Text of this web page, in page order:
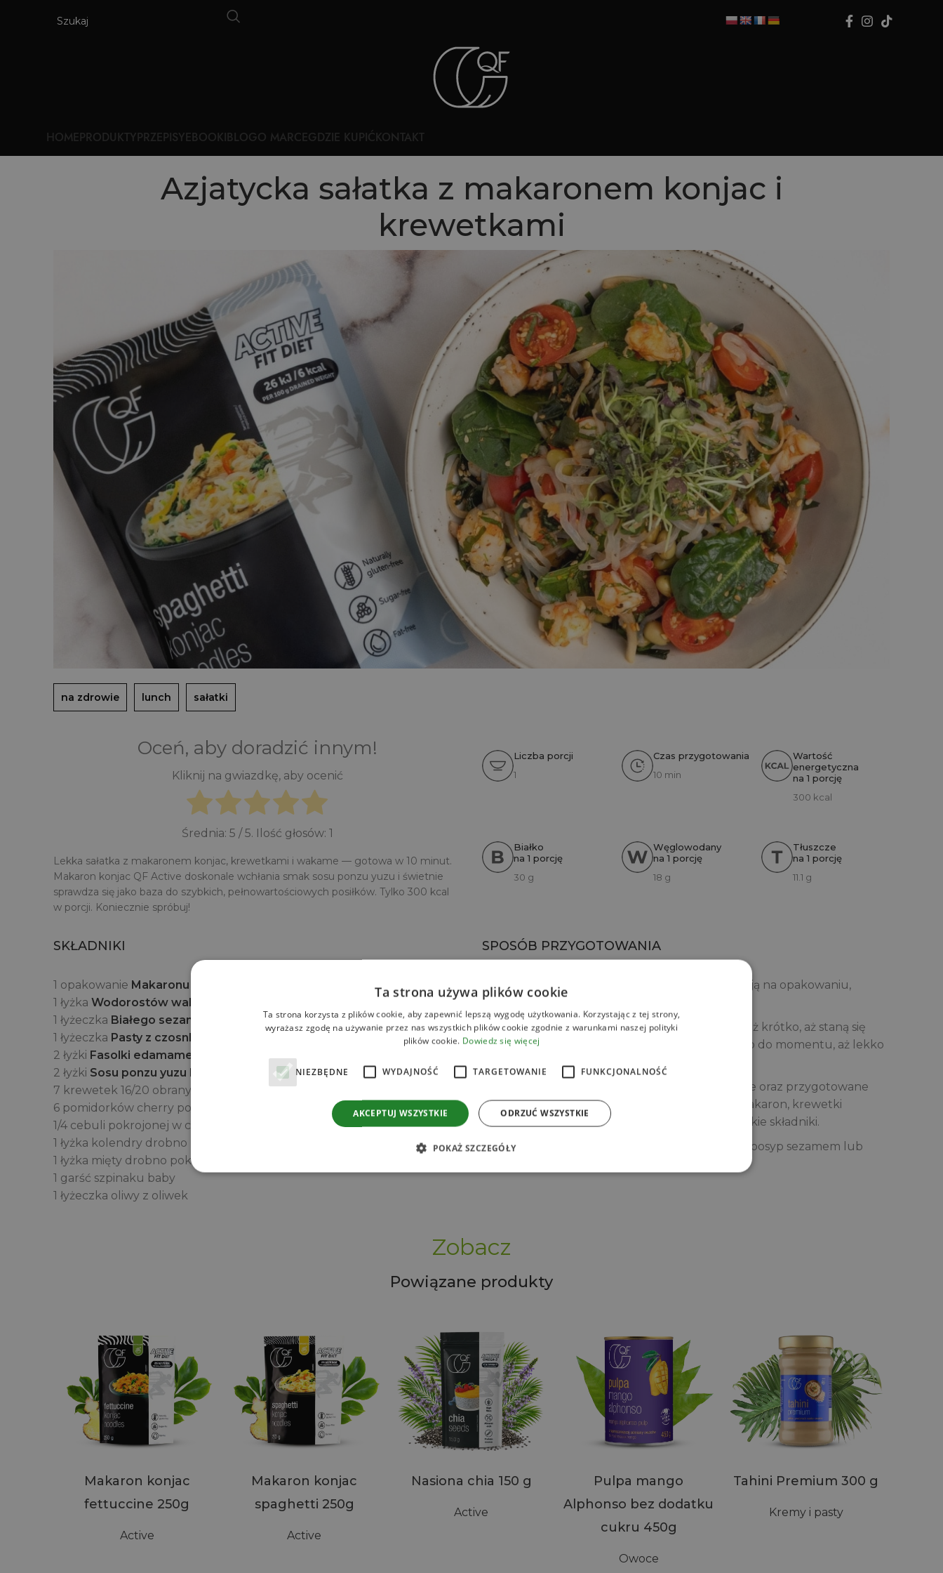
HOMEPRODUKTYPRZEPISYEBOOKIBLOGO MARCEGDZIE KUPIĆKONTAKT
Azjatycka sałatka z makaronem konjac i
krewetkami
na zdrowie lunch sałatki
Oceń, aby doradzić innym!
Kliknij na gwiazdkę, aby ocenić
Średnia: 5 / 5. Ilość głosów: 1
Lekka sałatka z makaronem konjac, krewetkami i wakame — gotowa w 10 minut.
Makaron konjac QF Active doskonale wchłania smak sosu ponzu yuzu i świetnie
sprawdza się jako baza do szybkich, pełnowartościowych posiłków. Tylko 300 kcal
w porcji. Koniecznie spróbuj!
Liczba porcji
1
Czas przygotowania
10 min
Wartość
energetyczna
na 1 porcję
300 kcal
Białko
na 1 porcję
30 g
Węglowodany
na 1 porcję
18 g
Tłuszcze
na 1 porcję
11.1 g
SKŁADNIKI
1 opakowanie Makaronu konjac spaghetti QF Quality Food
1 łyżka Wodorostów wakame House of Asia
1 łyżeczka Białego sezamu House of Asialub furikake
1 łyżeczka Pasty z czosnku, imbiru i chili House of Asia
2 łyżki Fasolki edamame House of Asia
2 łyżki Sosu ponzu yuzu House of Asia
7 krewetek 16/20 obranych i pokrojonych
6 pomidorków cherry pokrojonych w plasterki
1/4 cebuli pokrojonej w cienkie półplastry
1 łyżka kolendry drobno pokrojonej
1 łyżka mięty drobno pokrojonej
1 garść szpinaku baby
1 łyżeczka oliwy z oliwek
SPOSÓB PRZYGOTOWANIA
Przygotuj makaron konjac zgodnie z instrukcją na opakowaniu,
Na patelni rozgrzej oliwę, dodaj krewetki i smaż krótko, aż staną się
różowe i sprężyste. Dorzuć szpinak i smaż tylko do momentu, aż lekko
zwiędnie, następnie zdejmij patelnię z ognia.
Do miski dodaj namoczone wakame, edamame oraz przygotowane
warzywa i zioła, Delikatnie wymieszaj. Dołóż makaron, krewetki
ze szpinakiem, pastę i dokładnie połącz wszystkie składniki.
Na koniec dopraw całość sosem ponzu yuzu i posyp sezamem lub
Zobacz
Powiązane produkty
Makaron konjac
fettuccine 250g
Active
Makaron konjac
spaghetti 250g
Active
Nasiona chia 150 g
Active
Pulpa mango
Alphonso bez dodatku
cukru 450g
Owoce
Tahini Premium 300 g
Kremy i pasty
Ta strona używa plików cookie
Ta strona korzysta z plików cookie, aby zapewnić lepszą wygodę użytkowania. Korzystając z tej strony,
wyrażasz zgodę na używanie przez nas wszystkich plików cookie zgodnie z warunkami naszej polityki
plików cookie. Dowiedz się więcej
NIEZBĘDNE WYDAJNOŚĆ TARGETOWANIE FUNKCJONALNOŚĆ
AKCEPTUJ WSZYSTKIE ODRZUĆ WSZYSTKIE
POKAŻ SZCZEGÓŁY